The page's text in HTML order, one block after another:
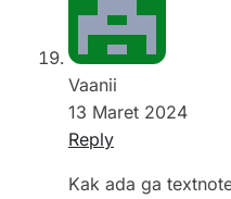
Vaanii
13 Maret 2024
Reply
Kak ada ga